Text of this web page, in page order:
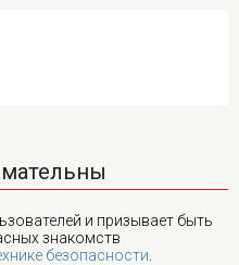
и призывает быть
знакомств
безопасности